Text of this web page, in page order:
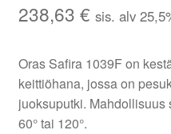
238,63 € sis. alv
Oras Safira 1039F on
keittiöhana, jossa on
juoksuputki. Mahdollisuus
60° tai 120°.